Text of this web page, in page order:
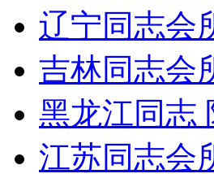
辽宁同志会
吉林同志会
黑龙江同志
江苏同志会